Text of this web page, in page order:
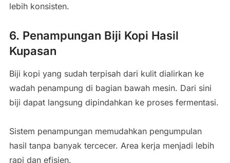
lebih konsisten.
6. Penampungan Biji Kopi Hasil
Kupasan
Biji kopi yang sudah terpisah dari kulit dialirkan ke
wadah penampung di bagian bawah mesin. Dari sini
biji dapat langsung dipindahkan ke proses fermentasi.
Sistem penampungan memudahkan pengumpulan
hasil tanpa banyak tercecer. Area kerja menjadi lebih
rapi dan efisien.